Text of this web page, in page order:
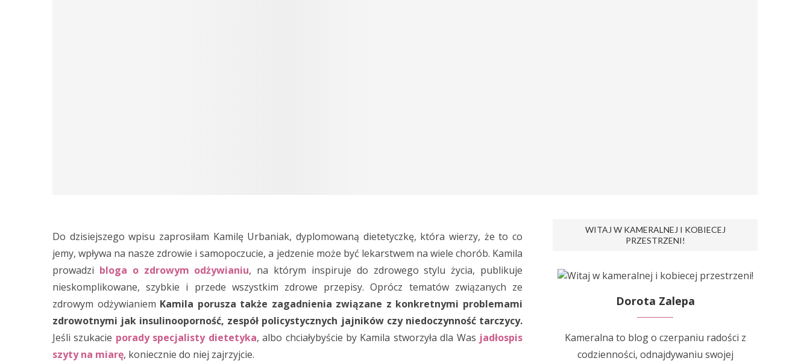
Do dzisiejszego wpisu zaprosiłam Kamilę Urbaniak, dyplomowaną dietetyczkę, która wierzy, że to co
jemy, wpływa na nasze zdrowie i samopoczucie, a jedzenie może być lekarstwem na wiele chorób. Kamila
prowadzi bloga o zdrowym odżywianiu, na którym inspiruje do zdrowego stylu życia, publikuje
nieskomplikowane, szybkie i przede wszystkim zdrowe przepisy. Oprócz tematów związanych ze
zdrowym odżywianiem Kamila porusza także zagadnienia związane z konkretnymi problemami
zdrowotnymi jak insulinooporność, zespół policystycznych jajników czy niedoczynność tarczycy.
Jeśli szukacie porady specjalisty dietetyka, albo chciałybyście by Kamila stworzyła dla Was jadłospis
szyty na miarę, koniecznie do niej zajrzyjcie.
WITAJ W KAMERALNEJ I KOBIECEJ
PRZESTRZENI!
Dorota Zalepa
Kameralna to blog o czerpaniu radości z
codzienności, odnajdywaniu swojej